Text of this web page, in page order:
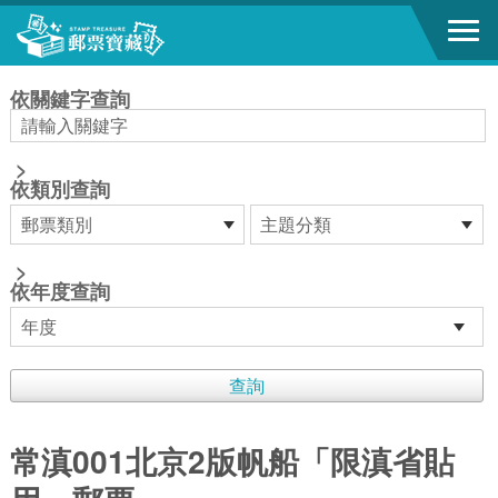
跳到主要內容區塊
依關鍵字查詢
>
依類別查詢
>
依年度查詢
常滇001北京2版帆船「限滇省貼